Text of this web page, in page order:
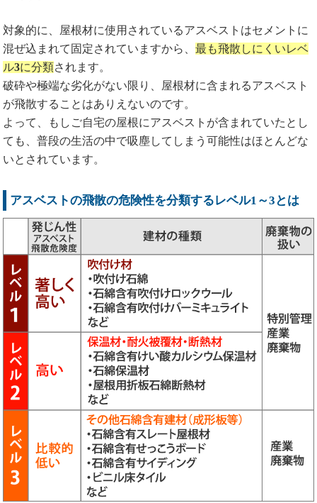
対象的に、屋根材に使用されているアスベストはセメントに
混ぜ込まれて固定されていますから、最も飛散しにくいレベ
ル3に分類されます。
破砕や極端な劣化がない限り、屋根材に含まれるアスベスト
が飛散することはありえないのです。
よって、もしご自宅の屋根にアスベストが含まれていたとし
ても、普段の生活の中で吸塵してしまう可能性はほとんどな
いとされています。
アスベストの飛散の危険性を分類するレベル1～3とは